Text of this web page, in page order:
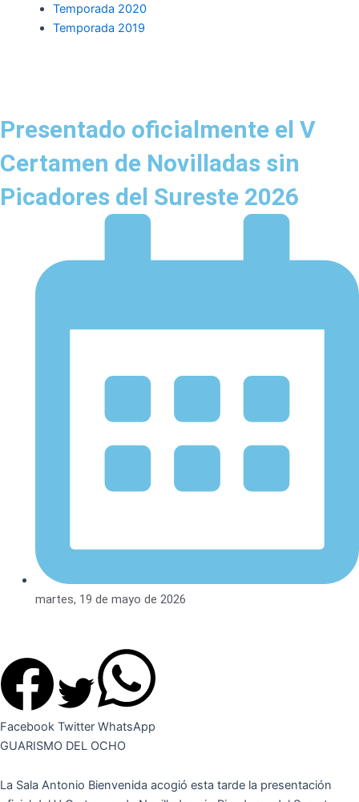
Temporada 2020
Temporada 2019
Presentado oficialmente el V
Certamen de Novilladas sin
Picadores del Sureste 2026
martes, 19 de mayo de 2026
Facebook Twitter WhatsApp
GUARISMO DEL OCHO
La Sala Antonio Bienvenida acogió esta tarde la presentación